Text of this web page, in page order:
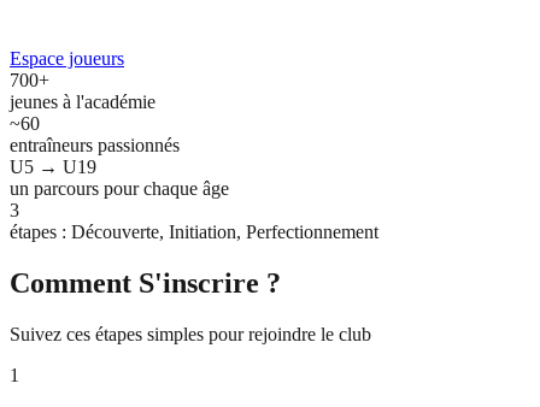
Espace joueurs
700+
jeunes à l'académie
~60
entraîneurs passionnés
U5 → U19
un parcours pour chaque âge
3
étapes : Découverte, Initiation, Perfectionnement
Comment S'inscrire ?
Suivez ces étapes simples pour rejoindre le club
1